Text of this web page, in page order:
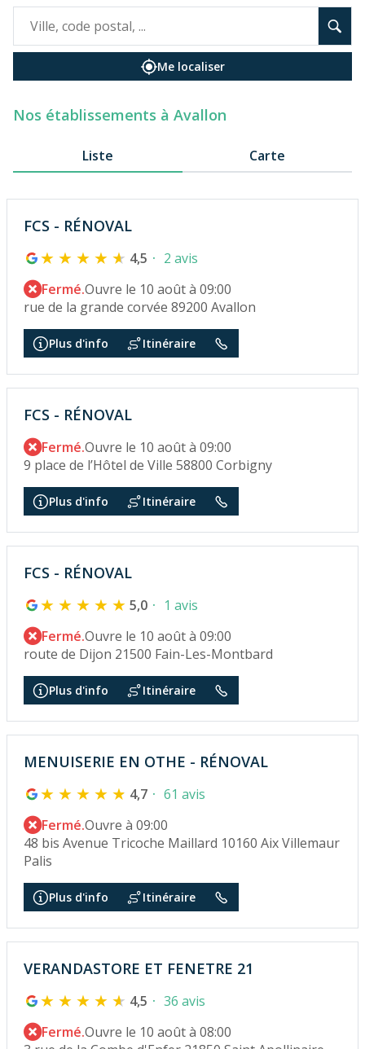
Me localiser
Nos établissements à Avallon
Liste Carte
FCS - RÉNOVAL
4,5
2 avis
Fermé.Ouvre le 10 août à 09:00
rue de la grande corvée 89200 Avallon
Plus d'info Itinéraire
FCS - RÉNOVAL
Fermé.Ouvre le 10 août à 09:00
9 place de l’Hôtel de Ville 58800 Corbigny
Plus d'info Itinéraire
FCS - RÉNOVAL
5,0
1 avis
Fermé.Ouvre le 10 août à 09:00
route de Dijon 21500 Fain-Les-Montbard
Plus d'info Itinéraire
MENUISERIE EN OTHE - RÉNOVAL
4,7
61 avis
Fermé.Ouvre à 09:00
48 bis Avenue Tricoche Maillard 10160 Aix Villemaur
Palis
Plus d'info Itinéraire
VERANDASTORE ET FENETRE 21
4,5
36 avis
Fermé.Ouvre le 10 août à 08:00